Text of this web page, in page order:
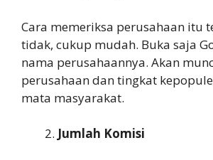
Cara memeriksa perusahaan itu
tidak, cukup mudah. Buka saja
nama perusahaannya. Akan
perusahaan dan tingkat
mata masyarakat.
Jumlah Komisi